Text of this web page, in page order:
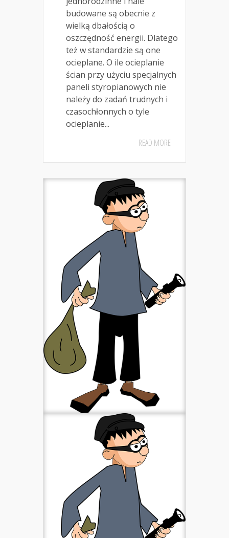
budowane są obecnie z
wielką dbałością o
oszczędność energii. Dlatego
też w standardzie są one
ocieplane. O ile ocieplanie
ścian przy użyciu specjalnych
paneli styropianowych nie
należy do zadań trudnych i
czasochłonnych o tyle
ocieplanie...
READ MORE